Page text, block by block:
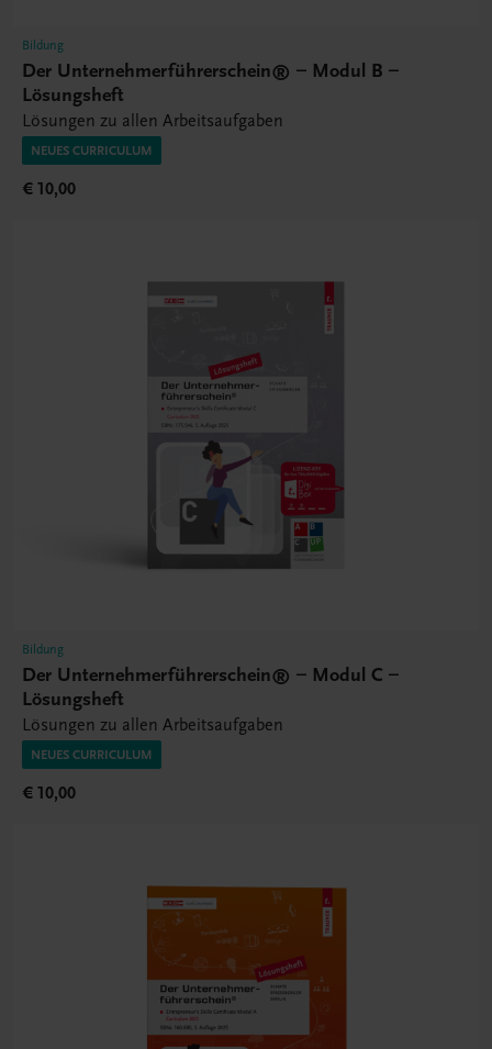
Bildung
Der Unternehmerführerschein® – Modul B –
Lösungsheft
Lösungen zu allen Arbeitsaufgaben
NEUES CURRICULUM
€ 10,00
Bildung
Der Unternehmerführerschein® – Modul C –
Lösungsheft
Lösungen zu allen Arbeitsaufgaben
NEUES CURRICULUM
€ 10,00